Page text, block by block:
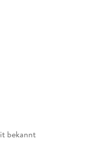
bekannt